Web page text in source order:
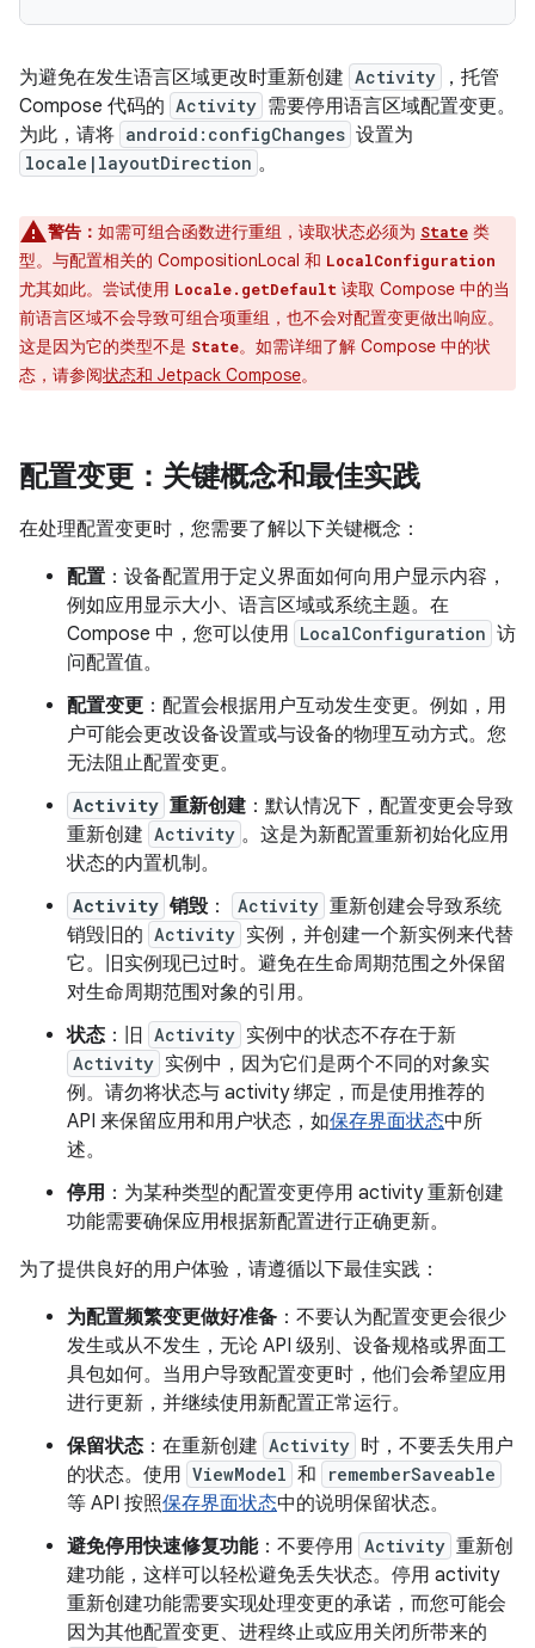
为避免在发生语言区域更改时重新创建 Activity
，托管
Compose 代码的 Activity 需要停用语言区域配置变更。
为此，请将 android:configChanges 设置为
locale|layoutDirection 。
警告： 如需可组合函数进行重组，读取状态必须为 State 类
型。与配置相关的 CompositionLocal 和 LocalConfiguration
尤其如此。尝试使用 Locale.getDefault 读取 Compose 中的当
前语言区域不会导致可组合项重组，也不会对配置变更做出响应。
这是因为它的类型不是 State。如需详细了解 Compose 中的状
态，请参阅状态和 Jetpack Compose。
配置变更：关键概念和最佳实践
在处理配置变更时，您需要了解以下关键概念：
配置 ：设备配置用于定义界面如何向用户显示内容，
例如应用显示大小、语言区域或系统主题。在
Compose 中，您可以使用 LocalConfiguration 访
问配置值。
配置变更 ：配置会根据用户互动发生变更。例如，用
户可能会更改设备设置或与设备的物理互动方式。您
无法阻止配置变更。
Activity 重新创建 ：默认情况下，配置变更会导致
重新创建 Activity 。这是为新配置重新初始化应用
状态的内置机制。
Activity 销毁： Activity 重新创建会导致系统
销毁旧的 Activity 实例，并创建一个新实例来代替
它。旧实例现已过时。避免在生命周期范围之外保留
对生命周期范围对象的引用。
状态 ：旧 Activity 实例中的状态不存在于新
Activity 实例中，因为它们是两个不同的对象实
例。请勿将状态与 activity 绑定，而是使用推荐的
API 来保留应用和用户状态，如保存界面状态中所
述。
停用 ：为某种类型的配置变更停用 activity 重新创建
功能需要确保应用根据新配置进行正确更新。
为了提供良好的用户体验，请遵循以下最佳实践：
为配置频繁变更做好准备 ：不要认为配置变更会很少
发生或从不发生，无论 API 级别、设备规格或界面工
具包如何。当用户导致配置变更时，他们会希望应用
进行更新，并继续使用新配置正常运行。
保留状态 ：在重新创建 Activity 时，不要丢失用户
的状态。使用 ViewModel 和 rememberSaveable
等 API 按照保存界面状态中的说明保留状态。
避免停用快速修复功能：不要停用 Activity 重新创
建功能，这样可以轻松避免丢失状态。停用 activity
重新创建功能需要实现处理变更的承诺，而您可能会
因为其他配置变更、进程终止或应用关闭所带来的